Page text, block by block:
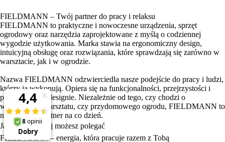
FIELDMANN – Twój partner do pracy i relaksu
FIELDMANN to praktyczne i nowoczesne urządzenia, sprzęt
ogrodowy oraz narzędzia zaprojektowane z myślą o codziennej
wygodzie użytkowania. Marka stawia na ergonomiczny design,
intuicyjną obsługę oraz rozwiązania, które sprawdzają się zarówno w
warsztacie, jak i w ogrodzie.
Nazwa FIELDMANN odzwierciedla nasze podejście do pracy i ludzi,
którzy ją wykonują. Opiera się na funkcjonalności, przejrzystości i
przemyślanym designie. Niezależnie od tego, czy chodzi o
wyposażenie warsztatu, czy przydomowego ogrodu, FIELDMANN to
niezawodny partner na co dzień.
Jakość, na której możesz polegać
FIELDMANN – energia, która pracuje razem z Tobą